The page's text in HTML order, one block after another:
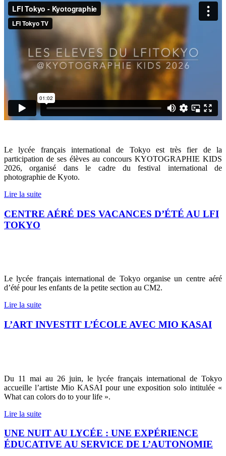
Le lycée français international de Tokyo est très fier de la
participation de ses élèves au concours KYOTOGRAPHIE KIDS
2026, organisé dans le cadre du festival international de
photographie de Kyoto.
Lire la suite
CENTRE AÉRÉ DES VACANCES D’ÉTÉ AU LFI
TOKYO
Le lycée français international de Tokyo organise un centre aéré
d’été pour les enfants de la petite section au CM2.
Lire la suite
L’ART INVESTIT L’ÉCOLE AVEC MIO KASAI
Du 11 mai au 26 juin, le lycée français international de Tokyo
accueille l’artiste Mio KASAI pour une exposition solo intitulée «
What can colors do to your life ».
Lire la suite
UNE NUIT AU LYCÉE : UNE EXPÉRIENCE
ÉDUCATIVE AU SERVICE DE L’AUTONOMIE